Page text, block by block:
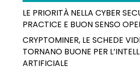
LE PRIORITÀ NELLA CYBER
PRACTICE E BUON SENSO
CRYPTOMINER, LE SCHEDE
TORNANO BUONE PER
ARTIFICIALE